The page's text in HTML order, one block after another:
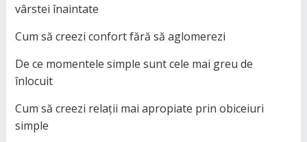
vârstei înaintate
Cum să creezi confort fără să aglomerezi
De ce momentele simple sunt cele mai greu de
înlocuit
Cum să creezi relații mai apropiate prin obiceiuri
simple